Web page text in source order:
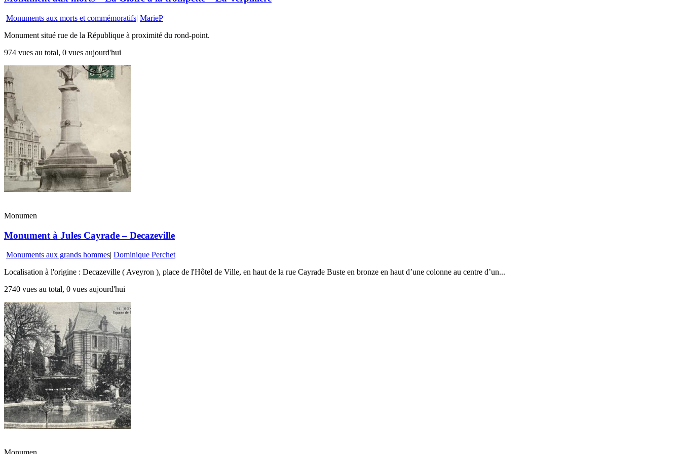
Monuments aux morts et commémoratifs| MarieP
Monument situé rue de la République à proximité du rond-point.
974 vues au total, 0 vues aujourd'hui
Monumen
Monument à Jules Cayrade – Decazeville
Monuments aux grands hommes| Dominique Perchet
Localisation à l'origine : Decazeville ( Aveyron ), place de l'Hôtel de Ville, en haut de la rue Cayrade Buste en bronze en haut d’une colonne au centre d’un...
2740 vues au total, 0 vues aujourd'hui